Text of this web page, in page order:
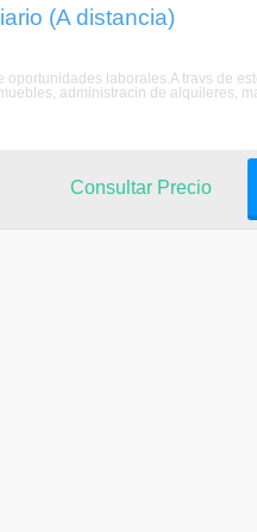
(A distancia)
laborales.A travs de
administracin de alquileres,
Consultar Precio